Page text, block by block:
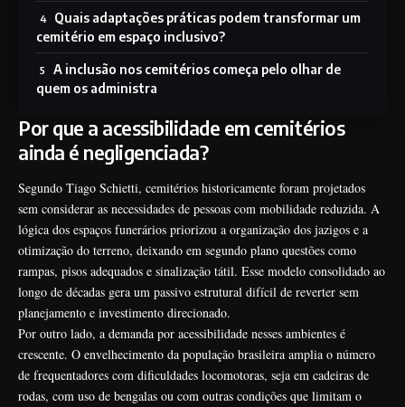
Quais adaptações práticas podem transformar um
cemitério em espaço inclusivo?
A inclusão nos cemitérios começa pelo olhar de
quem os administra
Por que a acessibilidade em cemitérios
ainda é negligenciada?
Segundo Tiago Schietti, cemitérios historicamente foram projetados
sem considerar as necessidades de pessoas com mobilidade reduzida. A
lógica dos espaços funerários priorizou a organização dos jazigos e a
otimização do terreno, deixando em segundo plano questões como
rampas, pisos adequados e sinalização tátil. Esse modelo consolidado ao
longo de décadas gera um passivo estrutural difícil de reverter sem
planejamento e investimento direcionado.
Por outro lado, a demanda por acessibilidade nesses ambientes é
crescente. O envelhecimento da população brasileira amplia o número
de frequentadores com dificuldades locomotoras, seja em cadeiras de
rodas, com uso de bengalas ou com outras condições que limitam o